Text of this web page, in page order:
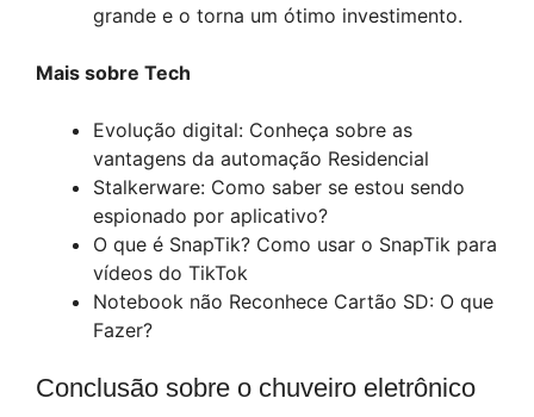
grande e o torna um ótimo investimento.
Mais sobre Tech
Evolução digital: Conheça sobre as
vantagens da automação Residencial
Stalkerware: Como saber se estou sendo
espionado por aplicativo?
O que é SnapTik? Como usar o SnapTik para
vídeos do TikTok
Notebook não Reconhece Cartão SD: O que
Fazer?
Conclusão sobre o chuveiro eletrônico